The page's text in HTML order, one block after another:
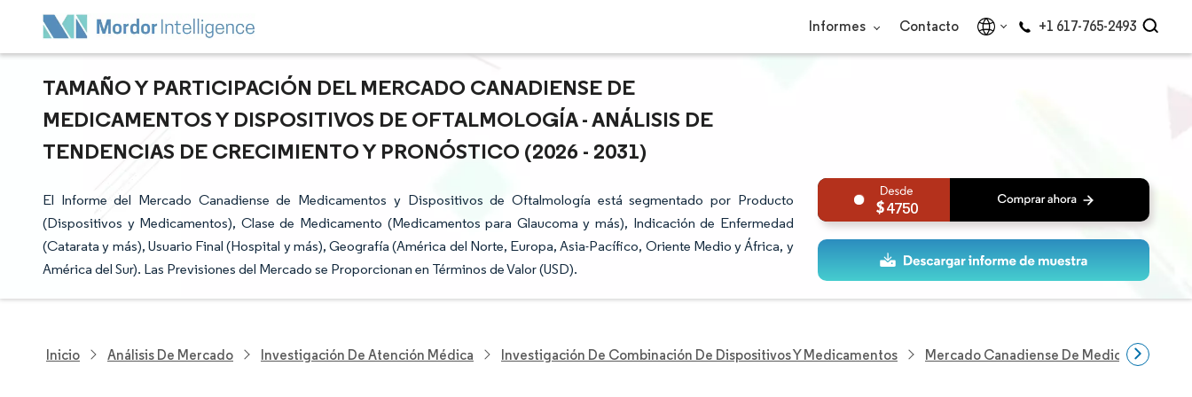
Informes Contacto +1 617-765-2493
TAMAÑO Y PARTICIPACIÓN DEL MERCADO CANADIENSE DE
MEDICAMENTOS Y DISPOSITIVOS DE OFTALMOLOGÍA - ANÁLISIS DE
TENDENCIAS DE CRECIMIENTO Y PRONÓSTICO (2026 - 2031)
El Informe del Mercado Canadiense de Medicamentos y Dispositivos de Oftalmología está segmentado por Producto
(Dispositivos y Medicamentos), Clase de Medicamento (Medicamentos para Glaucoma y más), Indicación de Enfermedad
(Catarata y más), Usuario Final (Hospital y más), Geografía (América del Norte, Europa, Asia-Pacífico, Oriente Medio y África, y
América del Sur). Las Previsiones del Mercado se Proporcionan en Términos de Valor (USD).
4750
Inicio Análisis De Mercado Investigación De Atención Médica Investigación De Combinación De Dispositivos Y Medicamentos Mercado Canadiense De Medicamentos